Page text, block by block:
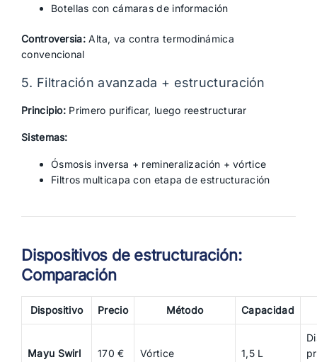
Botellas con cámaras de información
Controversia:Alta, va contra termodinámica
convencional
5. Filtración avanzada + estructuración
Principio: Primero purificar, luego reestructurar
Sistemas:
Ósmosis inversa + remineralización + vórtice
Filtros multicapa con etapa de estructuración
Dispositivos de estructuración:
Comparación
Dispositivo Precio Método Capacidad
Mayu Swirl 170 € Vórtice 1,5 L